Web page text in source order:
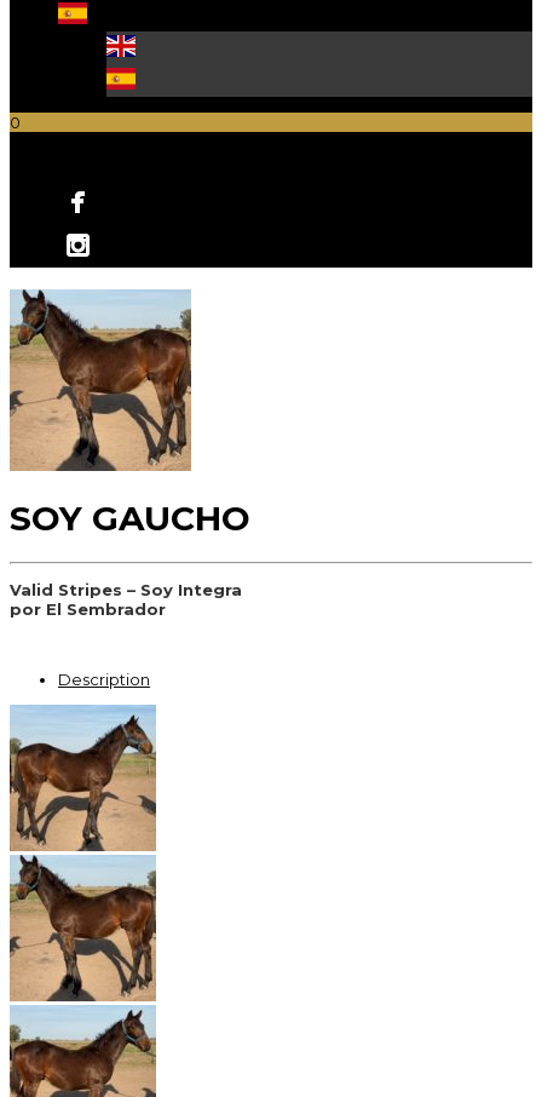
0
SOY GAUCHO
Valid Stripes – Soy Integra
por El Sembrador
Description